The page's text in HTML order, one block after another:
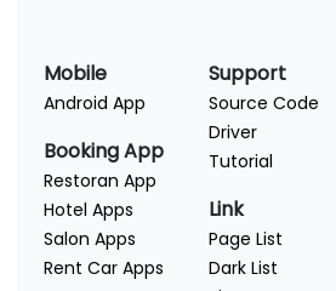
Mobile
Android App
Booking App
Restoran App
Hotel Apps
Salon Apps
Rent Car Apps
Support
Source Code
Driver
Tutorial
Link
Page List
Dark List